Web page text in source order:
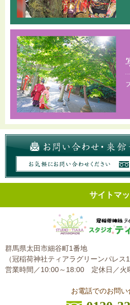
サイトマ
群馬県太田市細谷町1番地
（冠稲荷神社ティアラグリーンパレス
営業時間／10:00～18:00 定休日／火
お電話でのお問い